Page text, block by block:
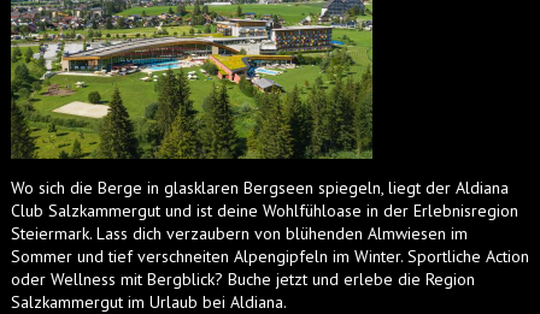
Wo sich die Berge in glasklaren Bergseen spiegeln, liegt der Aldiana
Club Salzkammergut und ist deine Wohlfühloase in der Erlebnisregion
Steiermark. Lass dich verzaubern von blühenden Almwiesen im
Sommer und tief verschneiten Alpengipfeln im Winter. Sportliche Action
oder Wellness mit Bergblick? Buche jetzt und erlebe die Region
Salzkammergut im Urlaub bei Aldiana.